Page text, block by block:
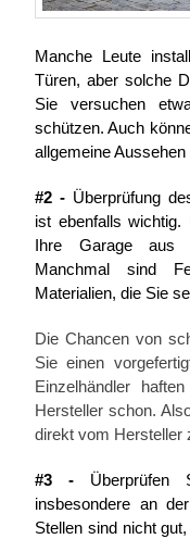
Manche Leute
Türen, aber solche
Sie versuchen
schützen. Auch
allgemeine
#2 -Überprüfung
ist ebenfalls
Ihre Garage aus
Manchmal sind
Materialien, die Sie
Die Chancen von
Sie einen
Einzelhändler
Hersteller schon.
direkt vom Hersteller
#3 - Überprüfen
insbesondere an
Stellen sind nicht